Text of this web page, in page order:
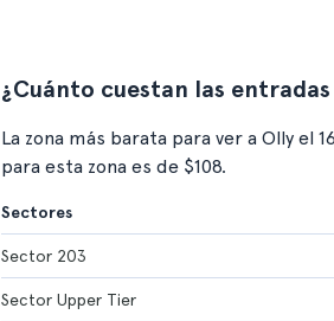
¿Cuánto cuestan las
La zona más barata para ver a Olly el
para esta zona es de $108.
Sectores
Sector 203
Sector Upper Tier